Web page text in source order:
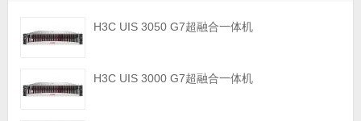
H3C UIS 3050 G7超融合一体机
H3C UIS 3000 G7超融合一体机